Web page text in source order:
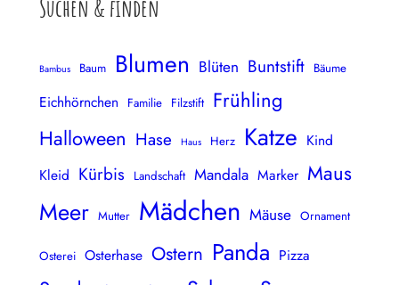
Suchen & finden
Bambus Baum Blumen Blüten Buntstift Bäume
Eichhörnchen Familie Filzstift Frühling
Halloween Hase Haus Herz Katze Kind
Kleid Kürbis Landschaft Mandala Marker Maus
Meer Mutter Mädchen Mäuse Ornament
Osterei Osterhase Ostern Panda Pizza